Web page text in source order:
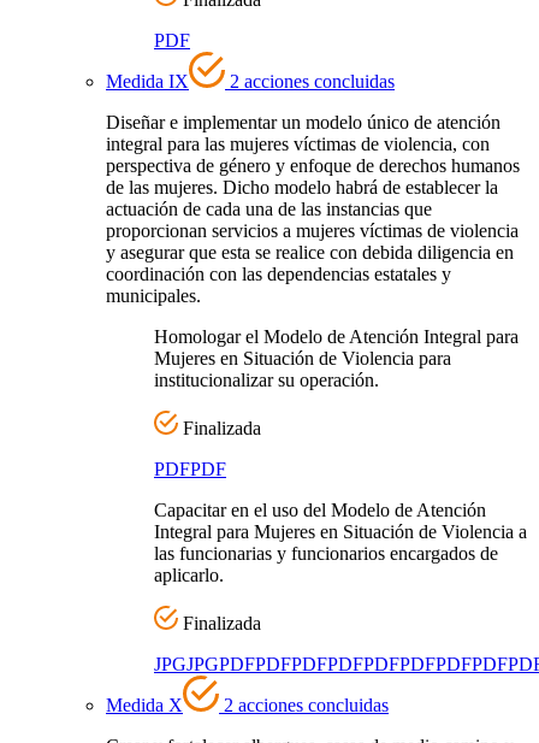
PDF
Medida IX
2 acciones concluidas
Diseñar e implementar un modelo único de atención
integral para las mujeres víctimas de violencia, con
perspectiva de género y enfoque de derechos humanos
de las mujeres. Dicho modelo habrá de establecer la
actuación de cada una de las instancias que
proporcionan servicios a mujeres víctimas de violencia
y asegurar que esta se realice con debida diligencia en
coordinación con las dependencias estatales y
municipales.
Homologar el Modelo de Atención Integral para
Mujeres en Situación de Violencia para
institucionalizar su operación.
Finalizada
PDFPDF
Capacitar en el uso del Modelo de Atención
Integral para Mujeres en Situación de Violencia a
las funcionarias y funcionarios encargados de
aplicarlo.
Finalizada
JPGJPGPDFPDFPDFPDFPDFPDFPDFPDF
Medida X
2 acciones concluidas